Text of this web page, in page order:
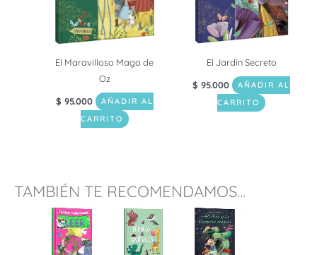
El Maravilloso Mago de
Oz
$ 95.000
AÑADIR AL
CARRITO
El Jardín Secreto
$ 95.000
AÑADIR AL
CARRITO
TAMBIÉN TE RECOMENDAMOS...